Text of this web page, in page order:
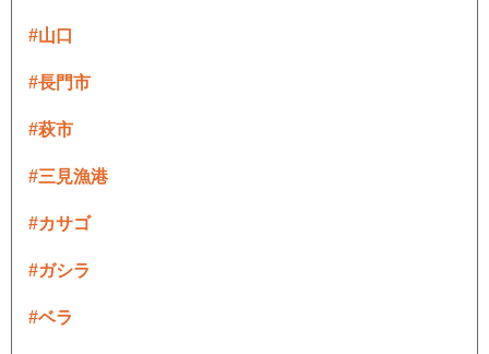
#山口
#長門市
#萩市
#三見漁港
#カサゴ
#ガシラ
#ベラ